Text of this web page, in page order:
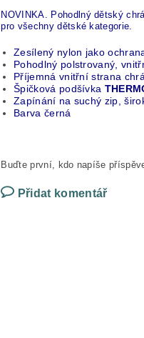
NOVINKA. Pohodlný dětský
pro všechny dětské kategorie.
Zesílený nylon jako
Pohodlný polstrovaný,
Příjemná vnitřní strana
Špičková podšívka
Zapínání na suchý zip,
Barva černá
Buďte první, kdo napíše
Přidat komentář